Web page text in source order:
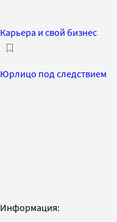
Карьера и свой бизнес
Юрлицо под следствием
Информация: